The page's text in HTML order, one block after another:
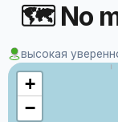
🗺 No
высокая
+
−